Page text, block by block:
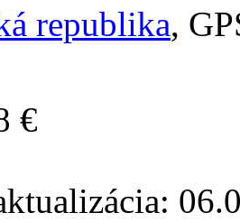
republika,
€